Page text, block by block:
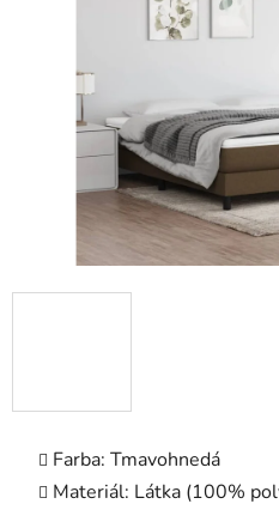
Farba: Tmavohnedá
Materiál: Látka (100%